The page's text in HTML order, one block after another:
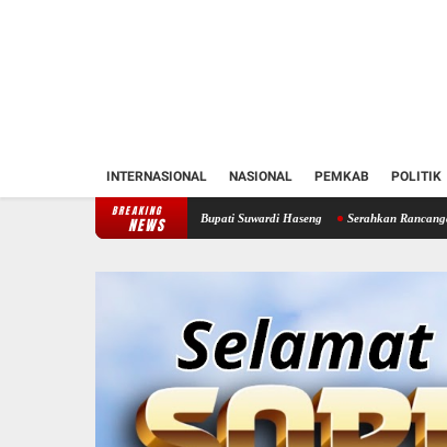
INTERNASIONAL NASIONAL PEMKAB POLITIK
BREAKING
NEWS
Soppeng Temui Bupati Suwardi Haseng Serahkan Rancangan KUA-PPAS